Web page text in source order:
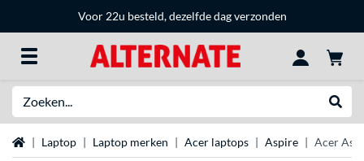
Voor 22u besteld, dezelfde dag verzonden
Home Laptop Laptop merken Acer laptops Aspire Acer